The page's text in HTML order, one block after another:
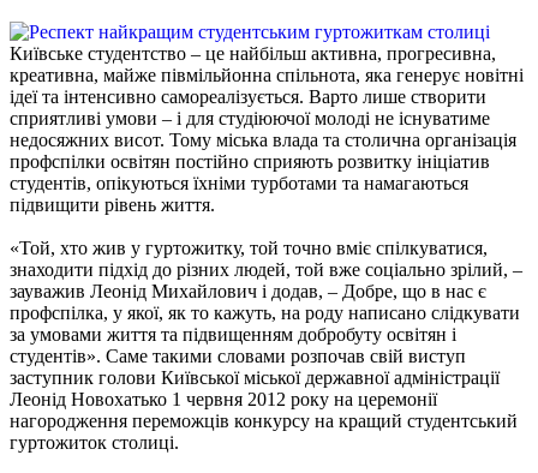
Київське студентство – це найбільш активна, прогресивна,
креативна, майже півмільйонна спільнота, яка генерує новітні
ідеї та інтенсивно самореалізується. Варто лише створити
сприятливі умови – і для студіюючої молоді не існуватиме
недосяжних висот. Тому міська влада та столична організація
профспілки освітян постійно сприяють розвитку ініціатив
студентів, опікуються їхніми турботами та намагаються
підвищити рівень життя.
«Той, хто жив у гуртожитку, той точно вміє спілкуватися,
знаходити підхід до різних людей, той вже соціально зрілий, –
зауважив Леонід Михайлович і додав, – Добре, що в нас є
профспілка, у якої, як то кажуть, на роду написано слідкувати
за умовами життя та підвищенням добробуту освітян і
студентів». Саме такими словами розпочав свій виступ
заступник голови Київської міської державної адміністрації
Леонід Новохатько 1 червня 2012 року на церемонії
нагородження переможців конкурсу на кращий студентський
гуртожиток столиці.